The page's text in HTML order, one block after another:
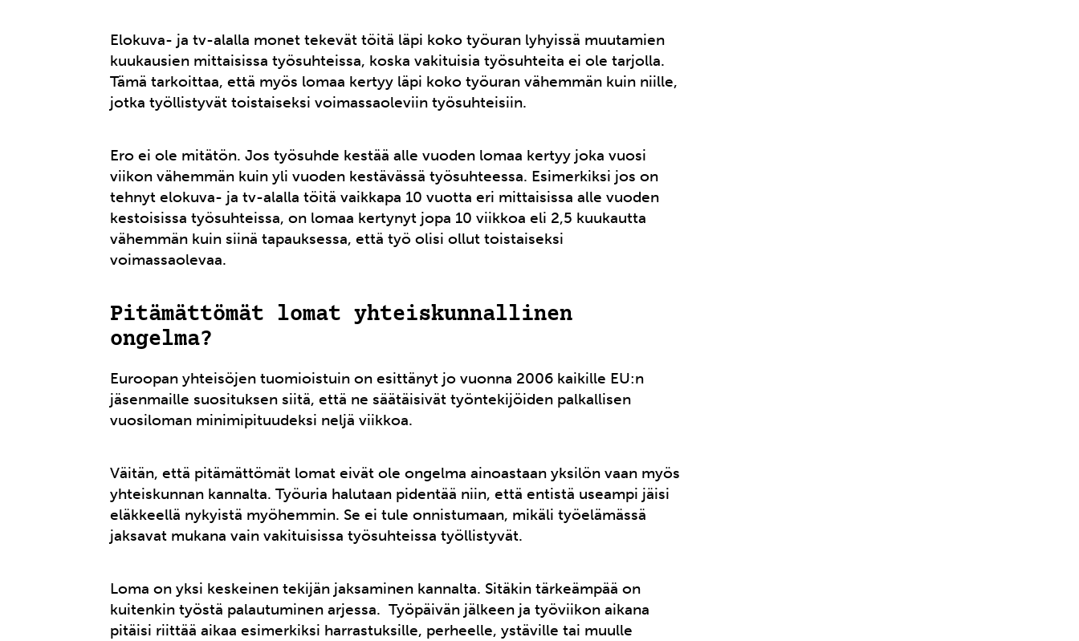
Elokuva- ja tv-alalla monet tekevät töitä läpi koko työuran lyhyissä muutamien
kuukausien mittaisissa työsuhteissa, koska vakituisia työsuhteita ei ole tarjolla.
Tämä tarkoittaa, että myös lomaa kertyy läpi koko työuran vähemmän kuin niille,
jotka työllistyvät toistaiseksi voimassaoleviin työsuhteisiin.
Ero ei ole mitätön. Jos työsuhde kestää alle vuoden lomaa kertyy joka vuosi
viikon vähemmän kuin yli vuoden kestävässä työsuhteessa. Esimerkiksi jos on
tehnyt elokuva- ja tv-alalla töitä vaikkapa 10 vuotta eri mittaisissa alle vuoden
kestoisissa työsuhteissa, on lomaa kertynyt jopa 10 viikkoa eli 2,5 kuukautta
vähemmän kuin siinä tapauksessa, että työ olisi ollut toistaiseksi
voimassaolevaa.
Pitämättömät lomat yhteiskunnallinen
ongelma?
Euroopan yhteisöjen tuomioistuin on esittänyt jo vuonna 2006 kaikille EU:n
jäsenmaille suosituksen siitä, että ne säätäisivät työntekijöiden palkallisen
vuosiloman minimipituudeksi neljä viikkoa.
Väitän, että pitämättömät lomat eivät ole ongelma ainoastaan yksilön vaan myös
yhteiskunnan kannalta. Työuria halutaan pidentää niin, että entistä useampi jäisi
eläkkeellä nykyistä myöhemmin. Se ei tule onnistumaan, mikäli työelämässä
jaksavat mukana vain vakituisissa työsuhteissa työllistyvät.
Loma on yksi keskeinen tekijän jaksaminen kannalta. Sitäkin tärkeämpää on
kuitenkin työstä palautuminen arjessa. Työpäivän jälkeen ja työviikon aikana
pitäisi riittää aikaa esimerkiksi harrastuksille, perheelle, ystäville tai muulle